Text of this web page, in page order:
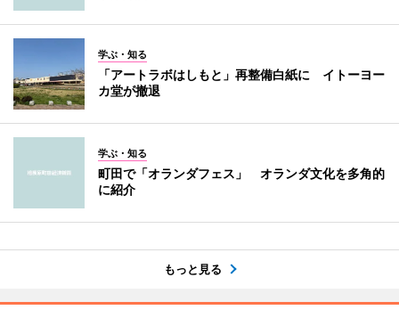
学ぶ・知る
「アートラボはしもと」再整備白紙に イトーヨー
カ堂が撤退
学ぶ・知る
町田で「オランダフェス」 オランダ文化を多角的
に紹介
もっと見る